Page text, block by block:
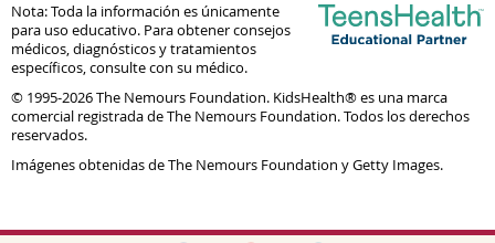
Nota: Toda la información es únicamente
para uso educativo. Para obtener consejos
médicos, diagnósticos y tratamientos
específicos, consulte con su médico.
© 1995-2026 The Nemours Foundation. KidsHealth® es una marca
comercial registrada de The Nemours Foundation. Todos los derechos
reservados.
Imágenes obtenidas de The Nemours Foundation y Getty Images.